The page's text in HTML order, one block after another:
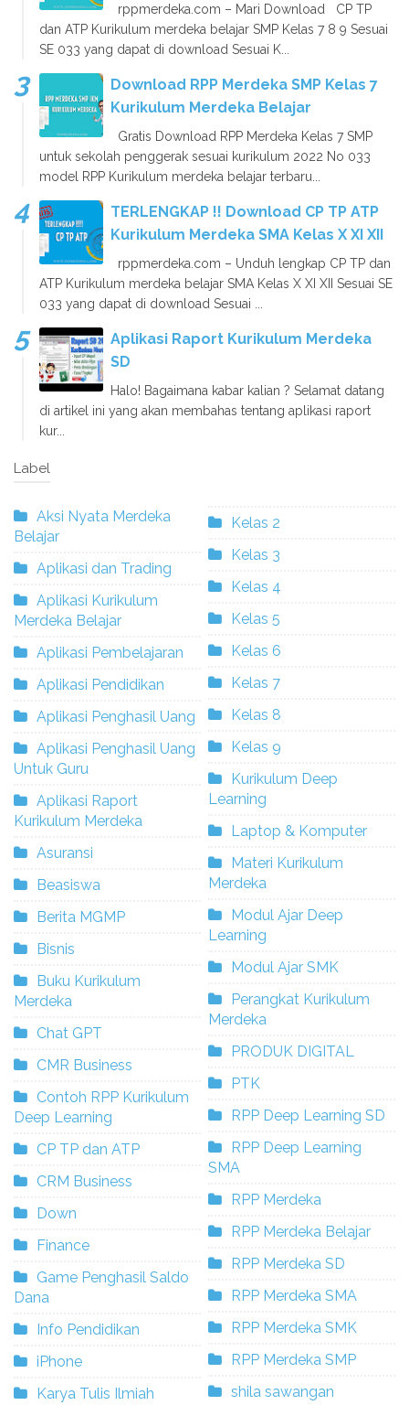
rppmerdeka.com – Mari Download CP TP
dan ATP Kurikulum merdeka belajar SMP Kelas 7 8 9 Sesuai
SE 033 yang dapat di download Sesuai K...
Download RPP Merdeka SMP Kelas 7
Kurikulum Merdeka Belajar
Gratis Download RPP Merdeka Kelas 7 SMP
untuk sekolah penggerak sesuai kurikulum 2022 No 033
model RPP Kurikulum merdeka belajar terbaru...
TERLENGKAP !! Download CP TP ATP
Kurikulum Merdeka SMA Kelas X XI XII
rppmerdeka.com – Unduh lengkap CP TP dan
ATP Kurikulum merdeka belajar SMA Kelas X XI XII Sesuai SE
033 yang dapat di download Sesuai ...
Aplikasi Raport Kurikulum Merdeka
SD
Halo! Bagaimana kabar kalian ? Selamat datang
di artikel ini yang akan membahas tentang aplikasi raport
kur...
Label
Aksi Nyata Merdeka
Belajar
Aplikasi dan Trading
Aplikasi Kurikulum
Merdeka Belajar
Aplikasi Pembelajaran
Aplikasi Pendidikan
Aplikasi Penghasil Uang
Aplikasi Penghasil Uang
Untuk Guru
Aplikasi Raport
Kurikulum Merdeka
Asuransi
Beasiswa
Berita MGMP
Bisnis
Buku Kurikulum
Merdeka
Chat GPT
CMR Business
Contoh RPP Kurikulum
Deep Learning
CP TP dan ATP
CRM Business
Down
Finance
Game Penghasil Saldo
Dana
Info Pendidikan
iPhone
Karya Tulis Ilmiah
Kelas 2
Kelas 3
Kelas 4
Kelas 5
Kelas 6
Kelas 7
Kelas 8
Kelas 9
Kurikulum Deep
Learning
Laptop & Komputer
Materi Kurikulum
Merdeka
Modul Ajar Deep
Learning
Modul Ajar SMK
Perangkat Kurikulum
Merdeka
PRODUK DIGITAL
PTK
RPP Deep Learning SD
RPP Deep Learning
SMA
RPP Merdeka
RPP Merdeka Belajar
RPP Merdeka SD
RPP Merdeka SMA
RPP Merdeka SMK
RPP Merdeka SMP
shila sawangan